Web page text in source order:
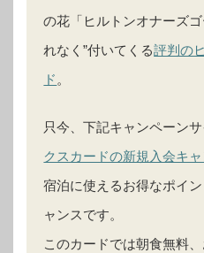
の花「ヒルトンオナーズ
れなく”付いてくる評判の
ド 。
只今、下記キャンペーン
クスカードの新規入会キ
宿泊に使えるお得なポイ
ャンスです。
このカードでは朝食無料